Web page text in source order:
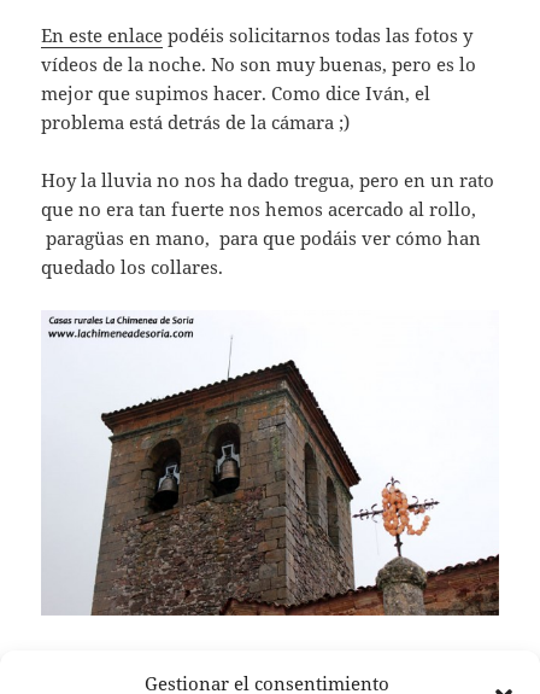
Gestionar el consentimiento
En este enlace podéis solicitarnos todas las fotos y
vídeos de la noche. No son muy buenas, pero es lo
mejor que supimos hacer. Como dice Iván, el
problema está detrás de la cámara ;)
Hoy la lluvia no nos ha dado tregua, pero en un rato
que no era tan fuerte nos hemos acercado al rollo,
paragüas en mano, para que podáis ver cómo han
quedado los collares.